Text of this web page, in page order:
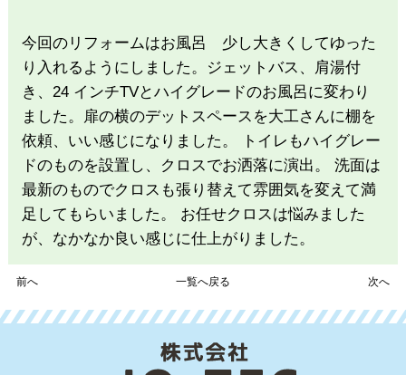
今回のリフォームはお風呂 少し大きくしてゆった
り入れるようにしました。ジェットバス、肩湯付
き、24 インチTVとハイグレードのお風呂に変わり
ました。扉の横のデットスペースを大工さんに棚を
依頼、いい感じになりました。 トイレもハイグレー
ドのものを設置し、クロスでお洒落に演出。 洗面は
最新のものでクロスも張り替えて雰囲気を変えて満
足してもらいました。 お任せクロスは悩みました
が、なかなか良い感じに仕上がりました。
前へ 一覧へ戻る 次へ